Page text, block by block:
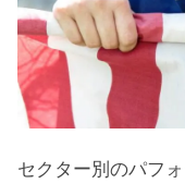
セクター別のパフ